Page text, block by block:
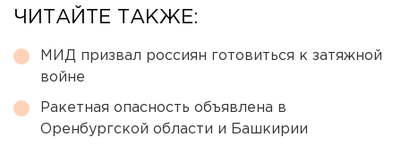
ЧИТАЙТЕ ТАКЖЕ:
МИД призвал россиян готовиться к затяжной
войне
Ракетная опасность объявлена в
Оренбургской области и Башкирии